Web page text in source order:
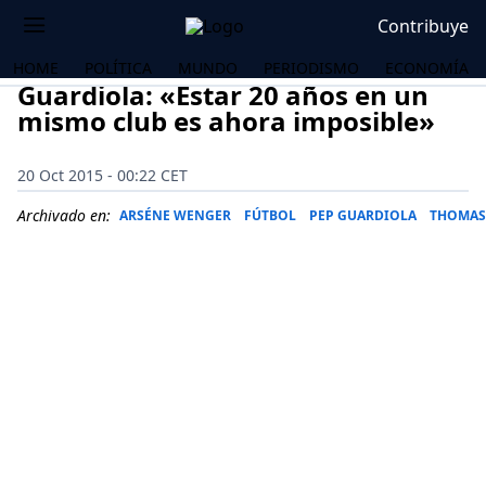
Contribuye
HOME POLÍTICA MUNDO PERIODISMO ECONOMÍA
Guardiola: «Estar 20 años en un
mismo club es ahora imposible»
20 Oct 2015 - 00:22 CET
Archivado en: ARSÉNE WENGER FÚTBOL PEP GUARDIOLA